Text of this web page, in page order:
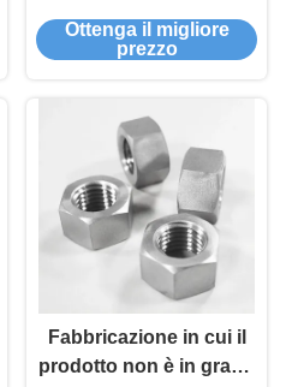
titanio bulloni dadi
Bolto di titanio con 2
Ottenga il migliore
prezzo
Fabbricazione in cui il
prodotto non è in grado